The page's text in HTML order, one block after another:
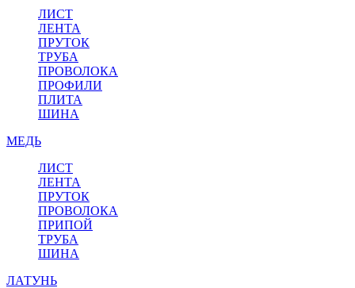
ЛИСТ
ЛЕНТА
ПРУТОК
ТРУБА
ПРОВОЛОКА
ПРОФИЛИ
ПЛИТА
ШИНА
МЕДЬ
ЛИСТ
ЛЕНТА
ПРУТОК
ПРОВОЛОКА
ПРИПОЙ
ТРУБА
ШИНА
ЛАТУНЬ